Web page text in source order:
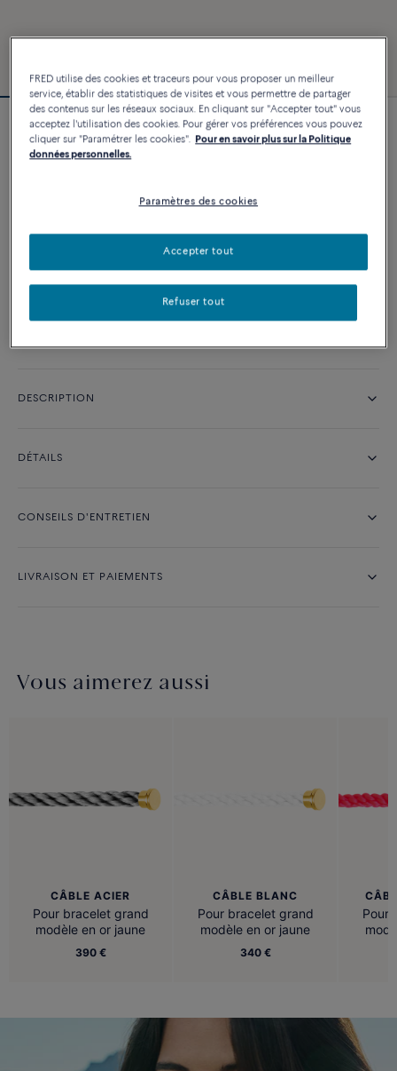
Bracelet Force 10
7 770 €
Disponibilité en boutique
DESCRIPTION
DÉTAILS
CONSEILS D'ENTRETIEN
LIVRAISON ET PAIEMENTS
Vous aimerez aussi
CÂBLE ACIER
Pour bracelet grand
modèle en or jaune
390 €
CÂBLE BLANC
Pour bracelet grand
modèle en or jaune
340 €
Pour
FRED utilise des cookies et traceurs pour vous proposer un meilleur
service, établir des statistiques de visites et vous permettre de partager
des contenus sur les réseaux sociaux. En cliquant sur "Accepter tout" vous
acceptez l'utilisation des cookies. Pour gérer vos préférences vous pouvez
cliquer sur "Paramétrer les cookies". Pour en savoir plus sur la Politique
données personnelles.
Paramètres des cookies
Refuser tout
Accepter tout